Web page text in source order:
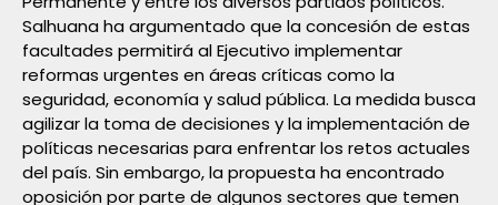
Salhuana ha argumentado que la concesión de estas
facultades permitirá al Ejecutivo implementar
reformas urgentes en áreas críticas como la
seguridad, economía y salud pública. La medida busca
agilizar la toma de decisiones y la implementación de
políticas necesarias para enfrentar los retos actuales
del país. Sin embargo, la propuesta ha encontrado
oposición por parte de algunos sectores que temen